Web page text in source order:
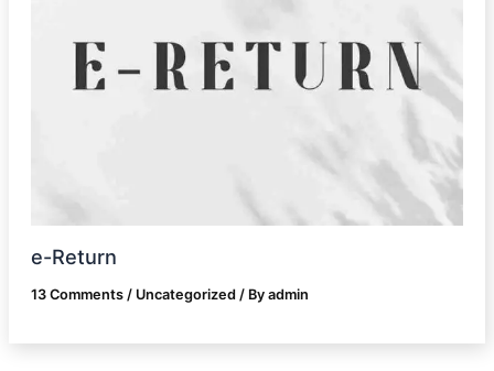
e-Return
13 Comments / Uncategorized/ By admin